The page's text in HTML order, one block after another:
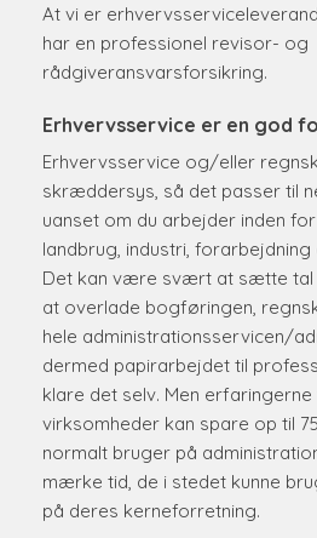
At vi er
har en professionel revisor- og
rådgiveransvarsforsikring.​​
Erhvervsservice er en god
Erhvervsservice og/eller
skræddersys, så det passer til
uanset om du arbejder inden
landbrug, industri,
Det kan være svært at sætte tal
at overlade bogføringen,
hele administrationsservicen/
dermed papirarbejdet til
klare det selv. Men
virksomheder kan spare op til
normalt bruger på
mærke tid, de i stedet kunne
på deres kerneforretning.